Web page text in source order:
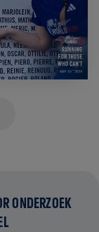
ONDERZOEK